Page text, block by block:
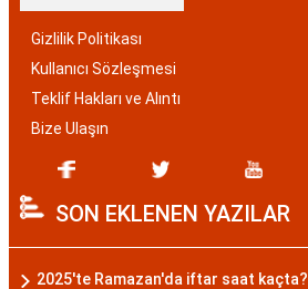
Gizlilik Politikası
Kullanıcı Sözleşmesi
Teklif Hakları ve Alıntı
Bize Ulaşın
SON EKLENEN YAZILAR
2025'te Ramazan'da iftar saat kaçta?